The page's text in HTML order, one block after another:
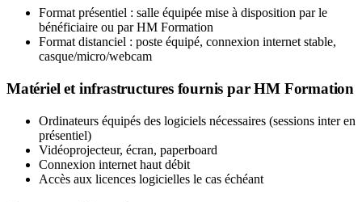
Format présentiel : salle équipée mise à disposition par le
bénéficiaire ou par HM Formation
Format distanciel : poste équipé, connexion internet stable,
casque/micro/webcam
Matériel et infrastructures fournis par HM Formation
Ordinateurs équipés des logiciels nécessaires (sessions inter en
présentiel)
Vidéoprojecteur, écran, paperboard
Connexion internet haut débit
Accès aux licences logicielles le cas échéant